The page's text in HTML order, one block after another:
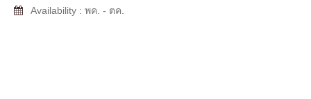
Availability : พค. - ตค.